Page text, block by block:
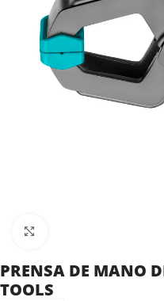
PRENSA DE MANO
TOOLS